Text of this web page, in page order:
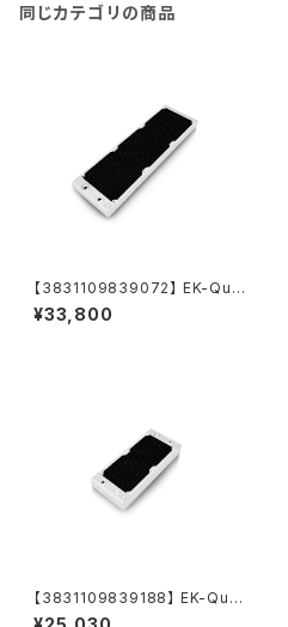
同じカテゴリの商品
【3831109839072】 EK-Qua
ntum Surface S420 - White
¥33,800
【3831109839188】 EK-Qua
ntum Surface P240M X-Flo